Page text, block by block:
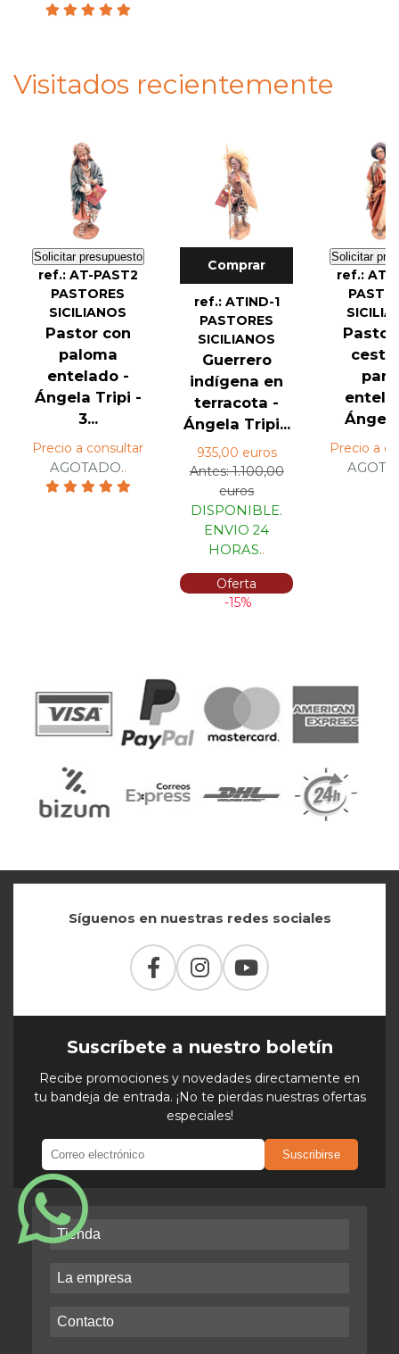
Visitados recientemente
Solicitar presupuesto
ref.: AT-PAST2
PASTORES
SICILIANOS
Pastor con
paloma
entelado -
Ángela Tripi -
3...
Precio a consultar
AGOTADO..
Comprar
ref.: ATIND-1
PASTORES
SICILIANOS
Guerrero
indígena en
terracota -
Ángela Tripi...
935,00 euros
Antes: 1.100,00
euros
DISPONIBLE.
ENVIO 24
HORAS..
Oferta
-15%
Solicitar
ref.: AT-
Pastor
cesta
Precio a
Síguenos en nuestras redes sociales
Suscríbete a nuestro boletín
Recibe promociones y novedades directamente en
tu bandeja de entrada. ¡No te pierdas nuestras ofertas
especiales!
Suscribirse
Tienda
La empresa
Contacto